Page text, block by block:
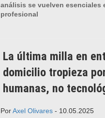
análisis se vuelven esenciales
profesional
La última milla en
domicilio tropieza
humanas, no
PorAxel Olivares - 10.05.2025